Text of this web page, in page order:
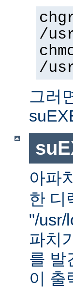
/
/
그러
아파
한 디
"/usr/
파치
를 발
이 출